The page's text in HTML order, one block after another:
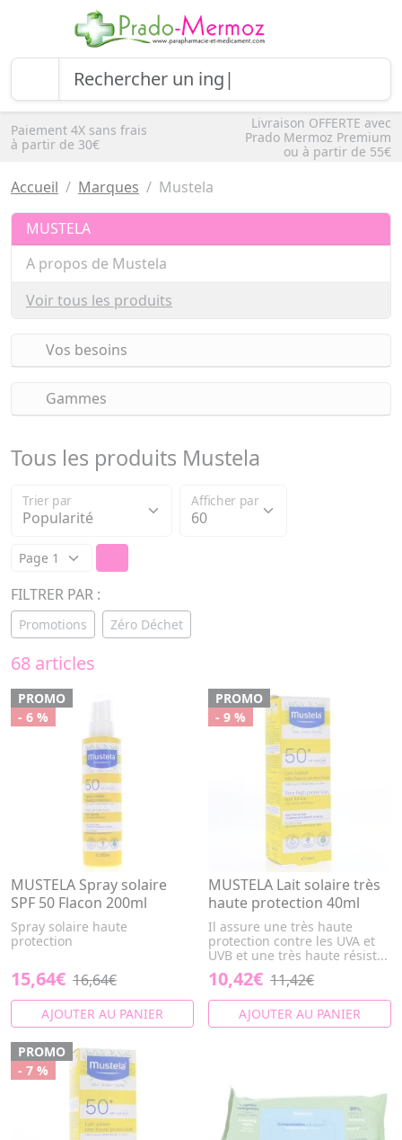
Paiement 4X sans frais
à partir de 30€
Livraison OFFERTE avec
Prado Mermoz Premium
ou à partir de 55€
Accueil Marques Mustela
MUSTELA
A propos de Mustela
Voir tous les produits
Vos besoins
Gammes
Tous les produits Mustela
Trier par Afficher par
FILTRER PAR :
Promotions Zéro Déchet
68 articles
PROMO
- 6 %
MUSTELA Spray solaire
SPF 50 Flacon 200ml
Spray solaire haute
protection
15,64€ 16,64€
AJOUTER AU PANIER
PROMO
- 9 %
MUSTELA Lait solaire très
haute protection 40ml
Il assure une très haute
protection contre les UVA et
UVB et une très haute résist...
10,42€ 11,42€
AJOUTER AU PANIER
PROMO
- 7 %